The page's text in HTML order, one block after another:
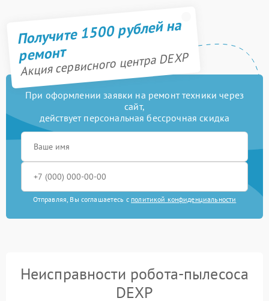
Получите 1500 рублей на
ремонт
Акция сервисного центра DEXP
При оформлении заявки на ремонт техники через
сайт,
действует персональная бессрочная скидка
Отправляя, Вы соглашаетесь с политикой конфиденциальности
Неисправности робота-пылесоса
DEXP